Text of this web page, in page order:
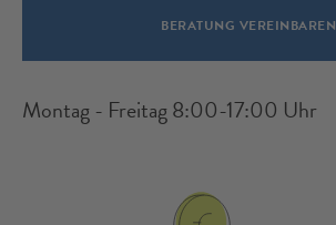
BERATUNG VEREINBAREN
Montag - Freitag 8:00-17:00 Uhr